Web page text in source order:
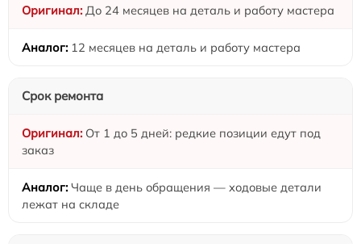
До 24 месяцев на деталь и работу мастера
12 месяцев на деталь и работу мастера
Срок ремонта
От 1 до 5 дней: редкие позиции едут под
заказ
Чаще в день обращения — ходовые детали
лежат на складе